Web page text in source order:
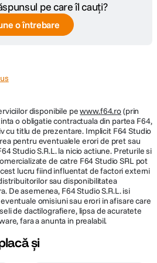
Night Landscape Night
Party/Indoor Pet Portrait Portrait
Sunset Underwater Multiple
Lighten Super Lapse Movie
sec
TFT LCD
pe care îl cauți?
o întrebare
disponibile pewww.f64.ro(prin
o obligatie contractuala din partea F64,
cu titlu de prezentare. Implicit F64 Studio
pentru eventualele erori de pret sau
Studio S.R.L. la nicio actiune. Preturile si
de catre F64 Studio SRL pot
lucru fiind influentat de factori externi
sau disponibilitatea
De asemenea, F64 Studio S.R.L. isi
omisiuni sau erori in afisare care
de dactilografiere, lipsa de acuratete
fara a anunta in prealabil.
și